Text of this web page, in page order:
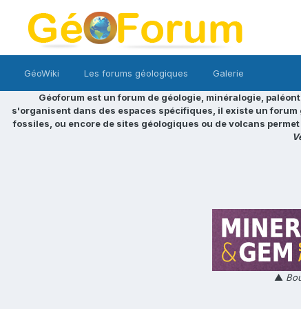
GéoWiki Les forums géologiques Galerie
Géoforum est un forum de géologie, minéralogie,
s'organisent dans des espaces spécifiques, il existe un
fossiles, ou encore de sites géologiques ou de volcans
▲